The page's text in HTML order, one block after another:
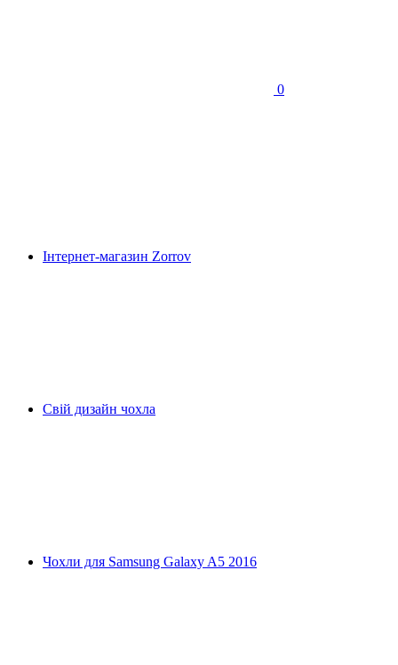
0
Інтернет-магазин Zorrov
Свій дизайн чохла
Чохли для Samsung Galaxy A5 2016